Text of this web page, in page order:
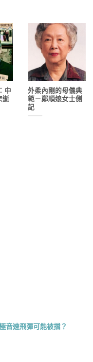
中
逝
外柔內剛的母儀典
範－鄭順娘女士側
記
音速飛彈可能被擋？